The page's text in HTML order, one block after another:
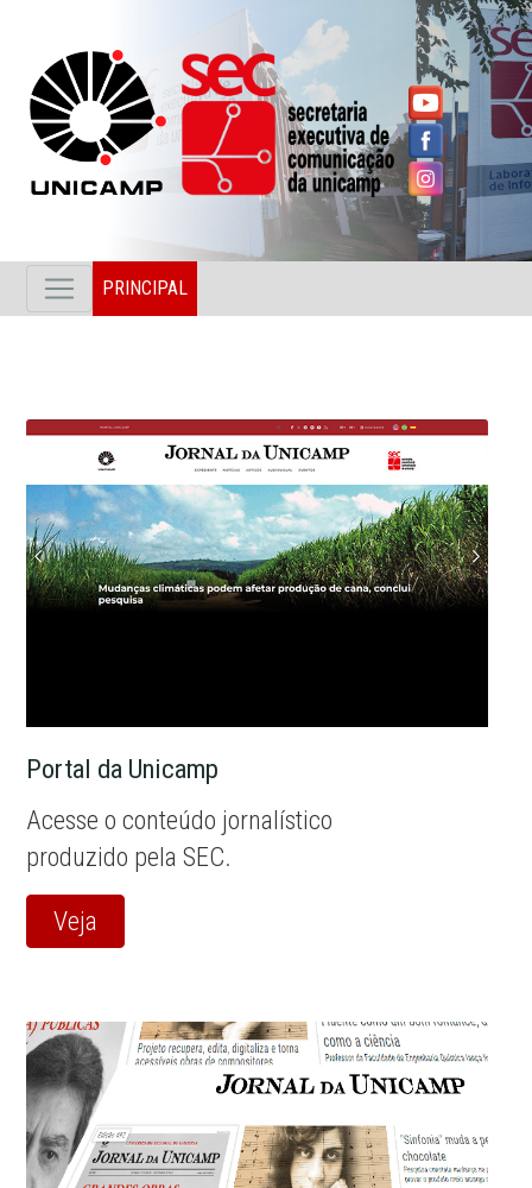
PRINCIPAL
Portal da Unicamp
Acesse o conteúdo jornalístico
produzido pela SEC.
Veja